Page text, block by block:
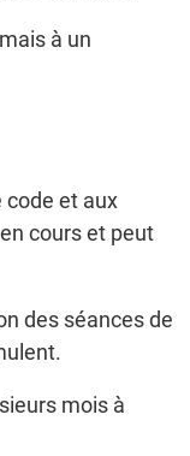
à un
code et aux
cours et peut
des séances de
mois à